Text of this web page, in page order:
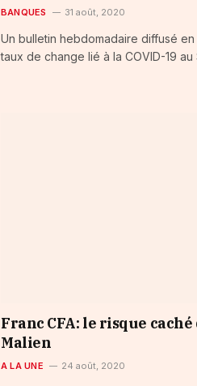
BANQUES 31 août, 2020
Un bulletin hebdomadaire diffusé
taux de change lié à la COVID-19
Franc CFA: le risque caché
Malien
A LA UNE 24 août, 2020